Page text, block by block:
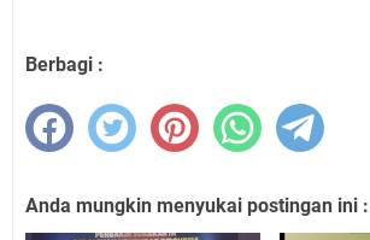
Berbagi :
Anda mungkin menyukai postingan ini :